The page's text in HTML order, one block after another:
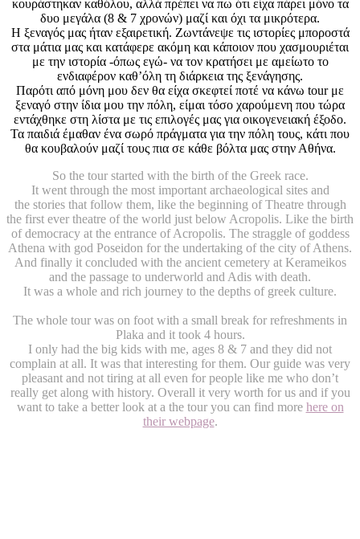
κουράστηκαν καθόλου, αλλά πρέπει να πω ότι είχα πάρει μόνο τα
δυο μεγάλα (8 & 7 χρονών) μαζί και όχι τα μικρότερα.
Η ξεναγός μας ήταν εξαιρετική. Ζωντάνεψε τις ιστορίες μποροστά
στα μάτια μας και κατάφερε ακόμη και κάποιον που χασμουριέται
με την ιστορία -όπως εγώ- να τον κρατήσει με αμείωτο το
ενδιαφέρον καθ’όλη τη διάρκεια της ξενάγησης.
Παρότι από μόνη μου δεν θα είχα σκεφτεί ποτέ να κάνω tour με
ξεναγό στην ίδια μου την πόλη, είμαι τόσο χαρούμενη που τώρα
εντάχθηκε στη λίστα με τις επιλογές μας για οικογενειακή έξοδο.
Τα παιδιά έμαθαν ένα σωρό πράγματα για την πόλη τους, κάτι που
θα κουβαλούν μαζί τους πια σε κάθε βόλτα μας στην Αθήνα.
So the tour started with the birth of the Greek race.
It went through the most important archaeological sites and
the stories that follow them, like the beginning of Theatre through
the first ever theatre of the world just below Acropolis. Like the birth
of democracy at the entrance of Acropolis. The straggle of goddess
Athena with god Poseidon for the undertaking of the city of Athens.
And finally it concluded with the ancient cemetery at Kerameikos
and the passage to underworld and Adis with death.
It was a whole and rich journey to the depths of greek culture.
The whole tour was on foot with a small break for refreshments in
Plaka and it took 4 hours.
I only had the big kids with me, ages 8 & 7 and they did not
complain at all. It was that interesting for them. Our guide was very
pleasant and not tiring at all even for people like me who don’t
really get along with history. Overall it very worth for us and if you
want to take a better look at a the tour you can find more here on
their webpage.